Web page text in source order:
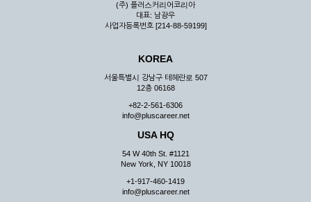
(주) 플러스커리어코리아
대표: 남광우
사업자등록번호 [214-88-59199]
KOREA
서울특별시 강남구 테헤란로 507
12층 06168
+82-2-561-6306
info@pluscareer.net
USA HQ
54 W 40th St. #1121
New York, NY 10018
+1-917-460-1419
info@pluscareer.net